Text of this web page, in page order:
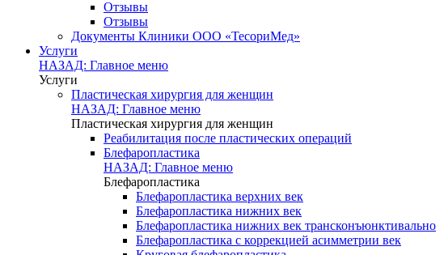
Отзывы
Отзывы
Документы Клиники ООО «ТесориМед»
Услуги
НАЗАД: Главное меню
Услуги
Пластическая хирургия для женщин
НАЗАД: Главное меню
Пластическая хирургия для женщин
Реабилитация после пластических операций
Блефаропластика
НАЗАД: Главное меню
Блефаропластика
Блефаропластика верхних век
Блефаропластика нижних век
Блефаропластика нижних век трансконъюнктивально
Блефаропластика с коррекцией асимметрии век